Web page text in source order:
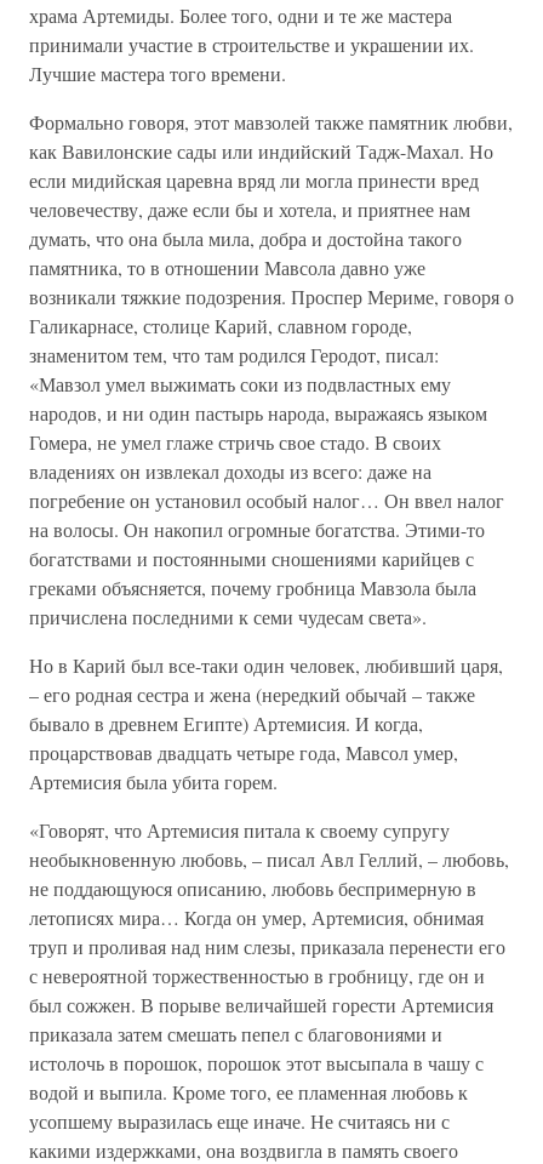
храма Артемиды. Более того, одни и те же мастера
принимали участие в строительстве и украшении их.
Лучшие мастера того времени.
Формально говоря, этот мавзолей также памятник любви,
как Вавилонские сады или индийский Тадж-Махал. Но
если мидийская царевна вряд ли могла принести вред
человечеству, даже если бы и хотела, и приятнее нам
думать, что она была мила, добра и достойна такого
памятника, то в отношении Мавсола давно уже
возникали тяжкие подозрения. Проспер Мериме, говоря о
Галикарнасе, столице Карий, славном городе,
знаменитом тем, что там родился Геродот, писал:
«Мавзол умел выжимать соки из подвластных ему
народов, и ни один пастырь народа, выражаясь языком
Гомера, не умел глаже стричь свое стадо. В своих
владениях он извлекал доходы из всего: даже на
погребение он установил особый налог… Он ввел налог
на волосы. Он накопил огромные богатства. Этими-то
богатствами и постоянными сношениями карийцев с
греками объясняется, почему гробница Мавзола была
причислена последними к семи чудесам света».
Но в Карий был все-таки один человек, любивший царя,
– его родная сестра и жена (нередкий обычай – также
бывало в древнем Египте) Артемисия. И когда,
процарствовав двадцать четыре года, Мавсол умер,
Артемисия была убита горем.
«Говорят, что Артемисия питала к своему супругу
необыкновенную любовь, – писал Авл Геллий, – любовь,
не поддающуюся описанию, любовь беспримерную в
летописях мира… Когда он умер, Артемисия, обнимая
труп и проливая над ним слезы, приказала перенести его
с невероятной торжественностью в гробницу, где он и
был сожжен. В порыве величайшей горести Артемисия
приказала затем смешать пепел с благовониями и
истолочь в порошок, порошок этот высыпала в чашу с
водой и выпила. Кроме того, ее пламенная любовь к
усопшему выразилась еще иначе. Не считаясь ни с
какими издержками, она воздвигла в память своего